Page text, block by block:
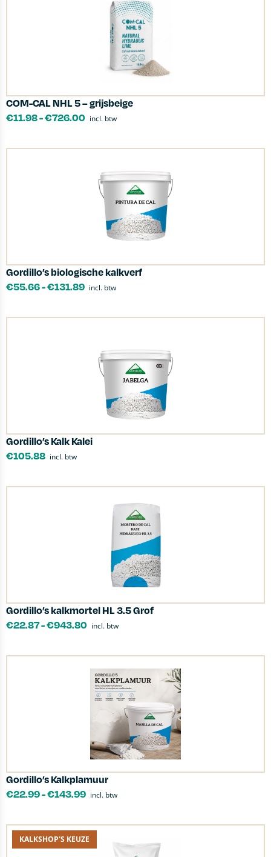
COM-CAL NHL 5 – grijsbeige
€11.98-€726.00 incl. btw
Gordillo’s biologische kalkverf
€55.66-€131.89 incl. btw
Gordillo’s Kalk Kalei
€105.88 incl. btw
Gordillo’s kalkmortel HL 3.5 Grof
€22.87-€943.80 incl. btw
Gordillo’s Kalkplamuur
€22.99-€143.99 incl. btw
KALKSHOP'S KEUZE